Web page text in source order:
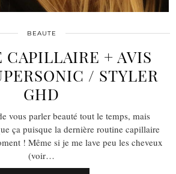
BEAUTE
CAPILLAIRE + AVIS
/ STYLER
GHD
vous parler beauté tout le temps, mais
ça puisque la dernière routine capillaire
! Même si je me lave peu les cheveux
(voir…